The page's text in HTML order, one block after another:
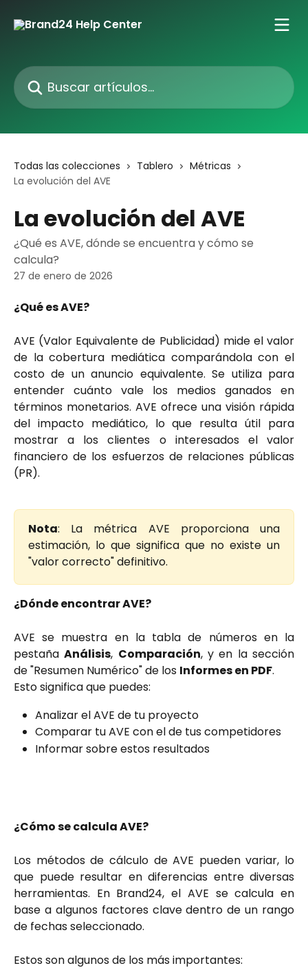
Buscar artículos...
Todas las colecciones Tablero
Métricas
La evolución del AVE
La evolución del AVE
¿Qué es AVE, dónde se encuentra y cómo se
calcula?
27 de enero de 2026
¿Qué es AVE?
AVE (Valor Equivalente de Publicidad) mide el valor
de la cobertura mediática comparándola con el
costo de un anuncio equivalente. Se utiliza para
entender cuánto vale los medios ganados en
términos monetarios. AVE ofrece una visión rápida
del impacto mediático, lo que resulta útil para
mostrar a los clientes o interesados el valor
financiero de los esfuerzos de relaciones públicas
(PR).
Nota: La métrica AVE proporciona una
estimación, lo que significa que no existe un
"valor correcto" definitivo.
¿Dónde encontrar AVE?
AVE se muestra en la tabla de números en la
pestañaAnálisis, Comparación, y en la sección
de "Resumen Numérico" de los Informes en PDF.
Esto significa que puedes:
Analizar el AVE de tu proyecto
Comparar tu AVE con el de tus competidores
Informar sobre estos resultados
¿Cómo se calcula AVE?
Los métodos de cálculo de AVE pueden variar, lo
que puede resultar en diferencias entre diversas
herramientas. En Brand24, el AVE se calcula en
base a algunos factores clave dentro de un rango
de fechas seleccionado.
Estos son algunos de los más importantes: